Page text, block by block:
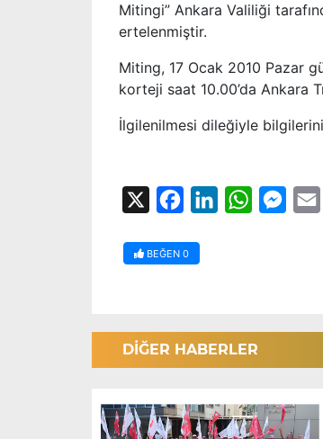
Mitingi” Ankara Valiliği
ertelenmiştir.
Miting, 17 Ocak 2010 Pazar
korteji saat 10.00’da Ankara
İlgilenilmesi dileğiyle
TÜRK-İŞ
FacebookLinkedInWhatsApp
BEĞEN 0
DİĞER HABERLER